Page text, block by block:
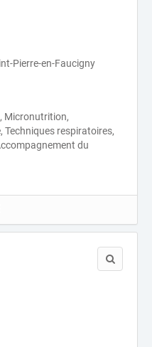
Pierre-en-Faucigny
Micronutrition,
respiratoires,
du